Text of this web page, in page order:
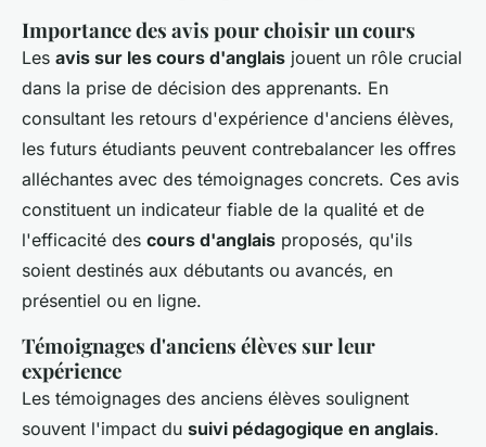
Importance des avis pour choisir un cours
Les avis sur les cours d'anglais jouent un rôle crucial
dans la prise de décision des apprenants. En
consultant les retours d'expérience d'anciens élèves,
les futurs étudiants peuvent contrebalancer les offres
alléchantes avec des témoignages concrets. Ces avis
constituent un indicateur fiable de la qualité et de
l'efficacité des cours d'anglais proposés, qu'ils
soient destinés aux débutants ou avancés, en
présentiel ou en ligne.
Témoignages d'anciens élèves sur leur
expérience
Les témoignages des anciens élèves soulignent
souvent l'impact du suivi pédagogique en anglais.